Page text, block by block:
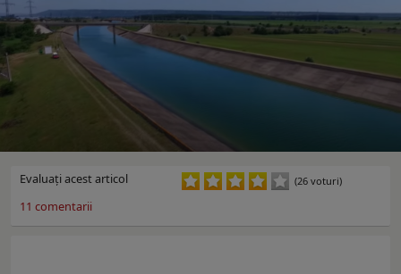
Evaluaţi acest articol (26 voturi)
11 comentarii